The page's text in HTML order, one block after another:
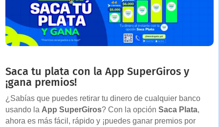
Saca tu plata con la App SuperGiros y
¡gana premios!
¿Sabías que puedes retirar tu dinero de cualquier banco
usando la App SuperGiros? Con la opciónSaca Plata,
ahora es más fácil, rápido y ¡puedes ganar premios por